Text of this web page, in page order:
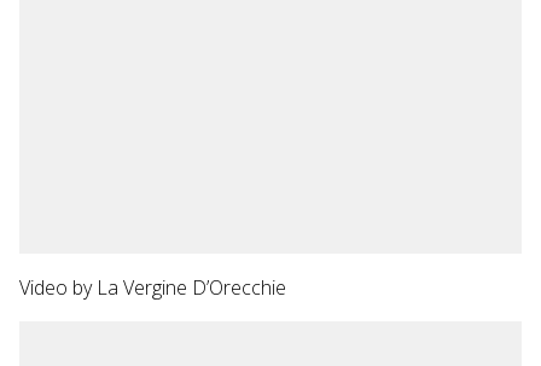
Video by La Vergine D’Orecchie